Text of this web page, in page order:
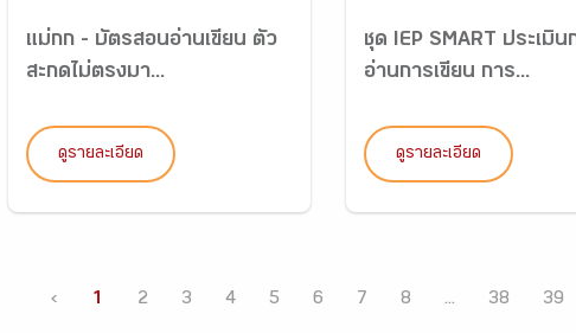
แม่กก - บัตรสอนอ่านเขียน ตัว
สะกดไม่ตรงมา...
ดูรายละเอียด
ชุด IEP SMART ประเมิน
อ่านการเขียน การ...
ดูรายละเอียด
‹ 1 2 3 4 5 6 7 8 ... 38 39